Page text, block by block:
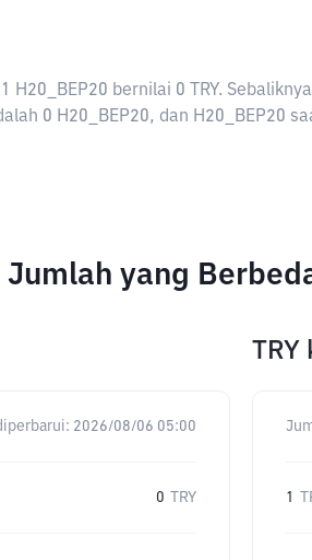
H20_BEP20 bernilai 0 TRY.
0 H20_BEP20, dan H20_BEP20
Jumlah yang
2026/08/06 05:00
0 TRY
TRY
1